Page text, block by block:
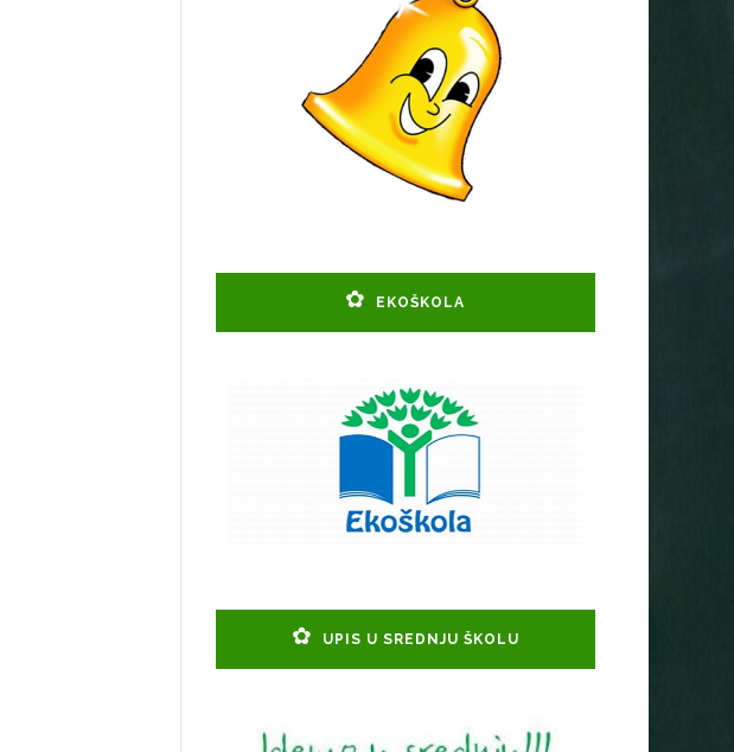
EKOŠKOLA
UPIS U SREDNJU ŠKOLU